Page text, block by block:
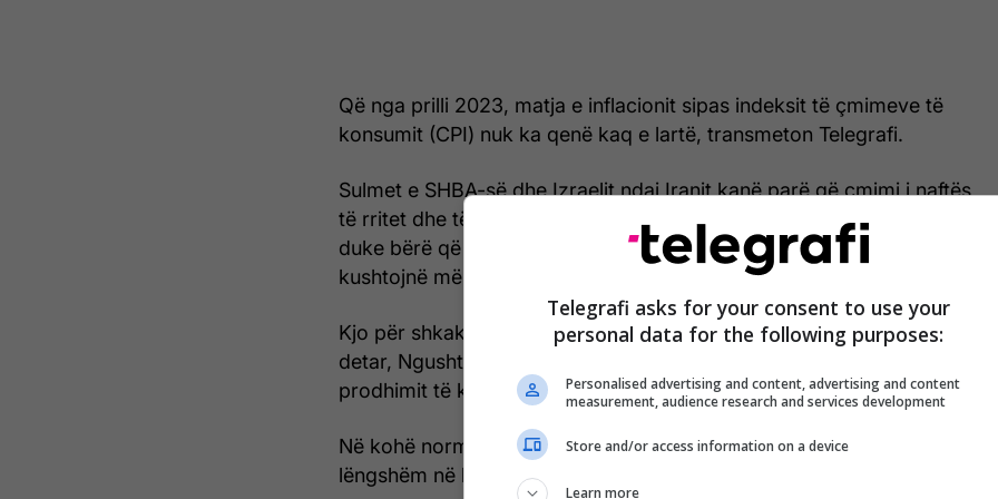
Që nga prilli 2023, matja e inflacionit sipas indeksit të çmimeve të
konsumit (CPI) nuk ka qenë kaq e lartë, transmeton Telegrafi.
Sulmet e SHBA-së dhe Izraelit ndaj Iranit kanë parë që çmimi i naftës
të rritet dhe të mbetet shumë mbi nivelet maksimale të para luftës,
duke bërë që mallrat dhe shërbimet në të gjithë ekonominë të
kushtojnë më shumë.
Kjo për shkak të mbylljes efektive të korridorit jetësor të transportit
detar, Ngushticës së Hormuzit, si dhe dëmtimit të infrastrukturës së
prodhimit të karburanteve fosile.
Në kohë normale, rreth një e pesta e naftës dhe gazit natyror të
lëngshëm në botë u transportua përmes rrugës ujore.
Telegrafi asks for your consent to use your
personal data for the following purposes:
Personalised advertising and content, advertising and content
measurement, audience research and services development
Store and/or access information on a device
Learn more